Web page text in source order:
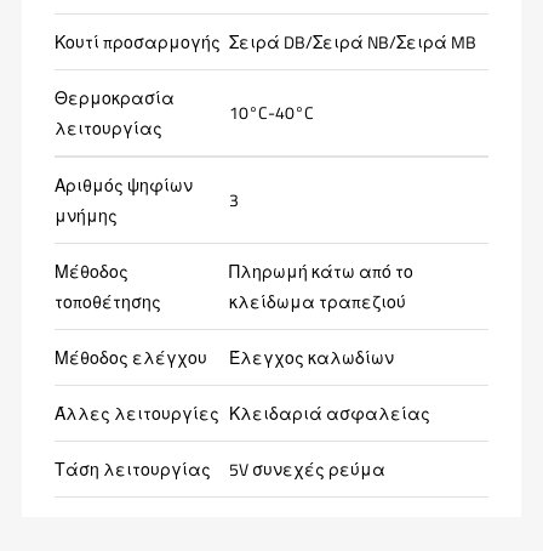
Κουτί προσαρμογής Σειρά DB/Σειρά NB/Σειρά MB
Θερμοκρασία
λειτουργίας
10°C-40°C
Αριθμός ψηφίων
μνήμης
3
Μέθοδος
τοποθέτησης
Πληρωμή κάτω από το
κλείδωμα τραπεζιού
Μέθοδος ελέγχου Έλεγχος καλωδίων
Άλλες λειτουργίες Κλειδαριά ασφαλείας
Τάση λειτουργίας 5V συνεχές ρεύμα